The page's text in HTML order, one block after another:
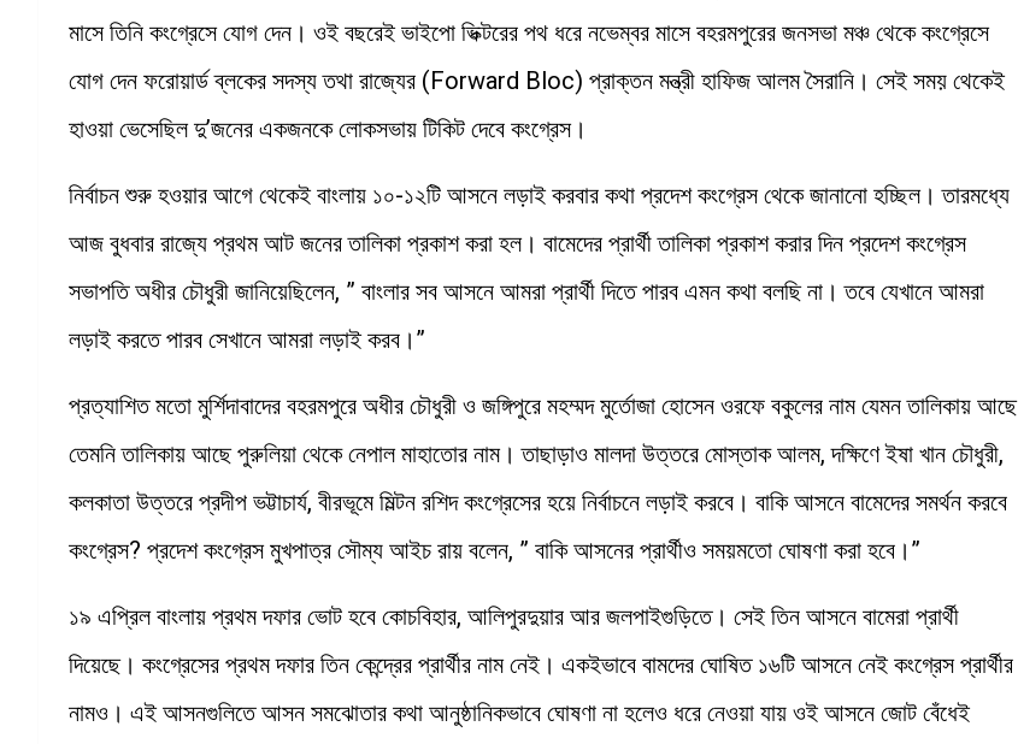
মাসে তিনি কংগ্রেসে যোগ দেন। ওই বছরেই ভাইপো ভিক্টরের পথ ধরে নভেম্বর মাসে বহরমপুরের জনসভা মঞ্চ থেকে কংগ্রেসে
যোগ দেন ফরোয়ার্ড ব্লকের সদস্য তথা রাজ্যের (Forward Bloc) প্রাক্তন মন্ত্রী হাফিজ আলম সৈরানি। সেই সময় থেকেই
হাওয়া ভেসেছিল দু’জনের একজনকে লোকসভায় টিকিট দেবে কংগ্রেস।
নির্বাচন শুরু হওয়ার আগে থেকেই বাংলায় ১০-১২টি আসনে লড়াই করবার কথা প্রদেশ কংগ্রেস থেকে জানানো হচ্ছিল। তারমধ্যে
আজ বুধবার রাজ্যে প্রথম আট জনের তালিকা প্রকাশ করা হল। বামেদের প্রার্থী তালিকা প্রকাশ করার দিন প্রদেশ কংগ্রেস
সভাপতি অধীর চৌধুরী জানিয়েছিলেন, ” বাংলার সব আসনে আমরা প্রার্থী দিতে পারব এমন কথা বলছি না। তবে যেখানে আমরা
লড়াই করতে পারব সেখানে আমরা লড়াই করব।”
প্রত্যাশিত মতো মুর্শিদাবাদের বহরমপুরে অধীর চৌধুরী ও জঙ্গিপুরে মহম্মদ মুর্তোজা হোসেন ওরফে বকুলের নাম যেমন তালিকায় আছে
তেমনি তালিকায় আছে পুরুলিয়া থেকে নেপাল মাহাতোর নাম। তাছাড়াও মালদা উত্তরে মোস্তাক আলম, দক্ষিণে ইষা খান চৌধুরী,
কলকাতা উত্তরে প্রদীপ ভট্টাচার্য, বীরভূমে মিল্টন রশিদ কংগ্রেসের হয়ে নির্বাচনে লড়াই করবে। বাকি আসনে বামেদের সমর্থন করবে
কংগ্রেস? প্রদেশ কংগ্রেস মুখপাত্র সৌম্য আইচ রায় বলেন, ” বাকি আসনের প্রার্থীও সময়মতো ঘোষণা করা হবে।”
১৯ এপ্রিল বাংলায় প্রথম দফার ভোট হবে কোচবিহার, আলিপুরদুয়ার আর জলপাইগুড়িতে। সেই তিন আসনে বামেরা প্রার্থী
দিয়েছে। কংগ্রেসের প্রথম দফার তিন কেন্দ্রের প্রার্থীর নাম নেই। একইভাবে বামদের ঘোষিত ১৬টি আসনে নেই কংগ্রেস প্রার্থীর
নামও। এই আসনগুলিতে আসন সমঝোতার কথা আনুষ্ঠানিকভাবে ঘোষণা না হলেও ধরে নেওয়া যায় ওই আসনে জোট বেঁধেই